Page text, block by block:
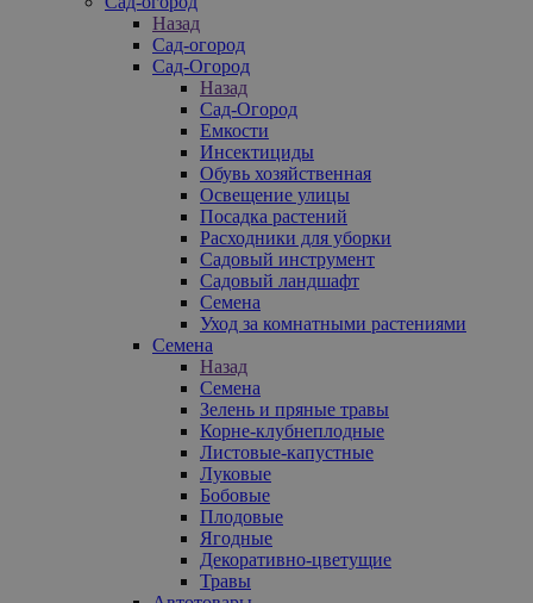
Назад
Сад-огород
Сад-Огород
Назад
Сад-Огород
Емкости
Инсектициды
Обувь хозяйственная
Освещение улицы
Посадка растений
Расходники для уборки
Садовый инструмент
Садовый ландшафт
Семена
Уход за комнатными растениями
Семена
Назад
Семена
Зелень и пряные травы
Корне-клубнеплодные
Листовые-капустные
Луковые
Бобовые
Плодовые
Ягодные
Декоративно-цветущие
Травы